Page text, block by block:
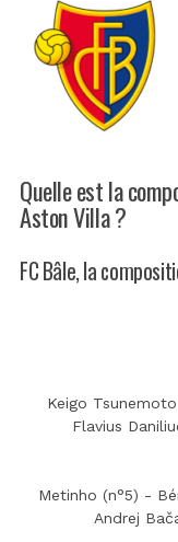
Quelle est la
Aston Villa ?
FC Bâle, la
Keigo
Flavius
Metinho (n°5) -
Andrej